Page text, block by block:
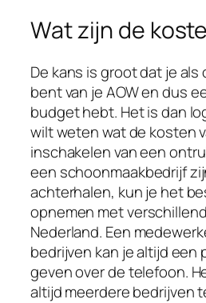
Wat zijn de
De kans is groot dat je
bent van je AOW en dus
budget hebt. Het is dan
wilt weten wat de kosten
inschakelen van een
een schoonmaakbedrijf
achterhalen, kun je het
opnemen met
Nederland. Een
bedrijven kan je altijd een
geven over de telefoon.
altijd meerdere bedrijven